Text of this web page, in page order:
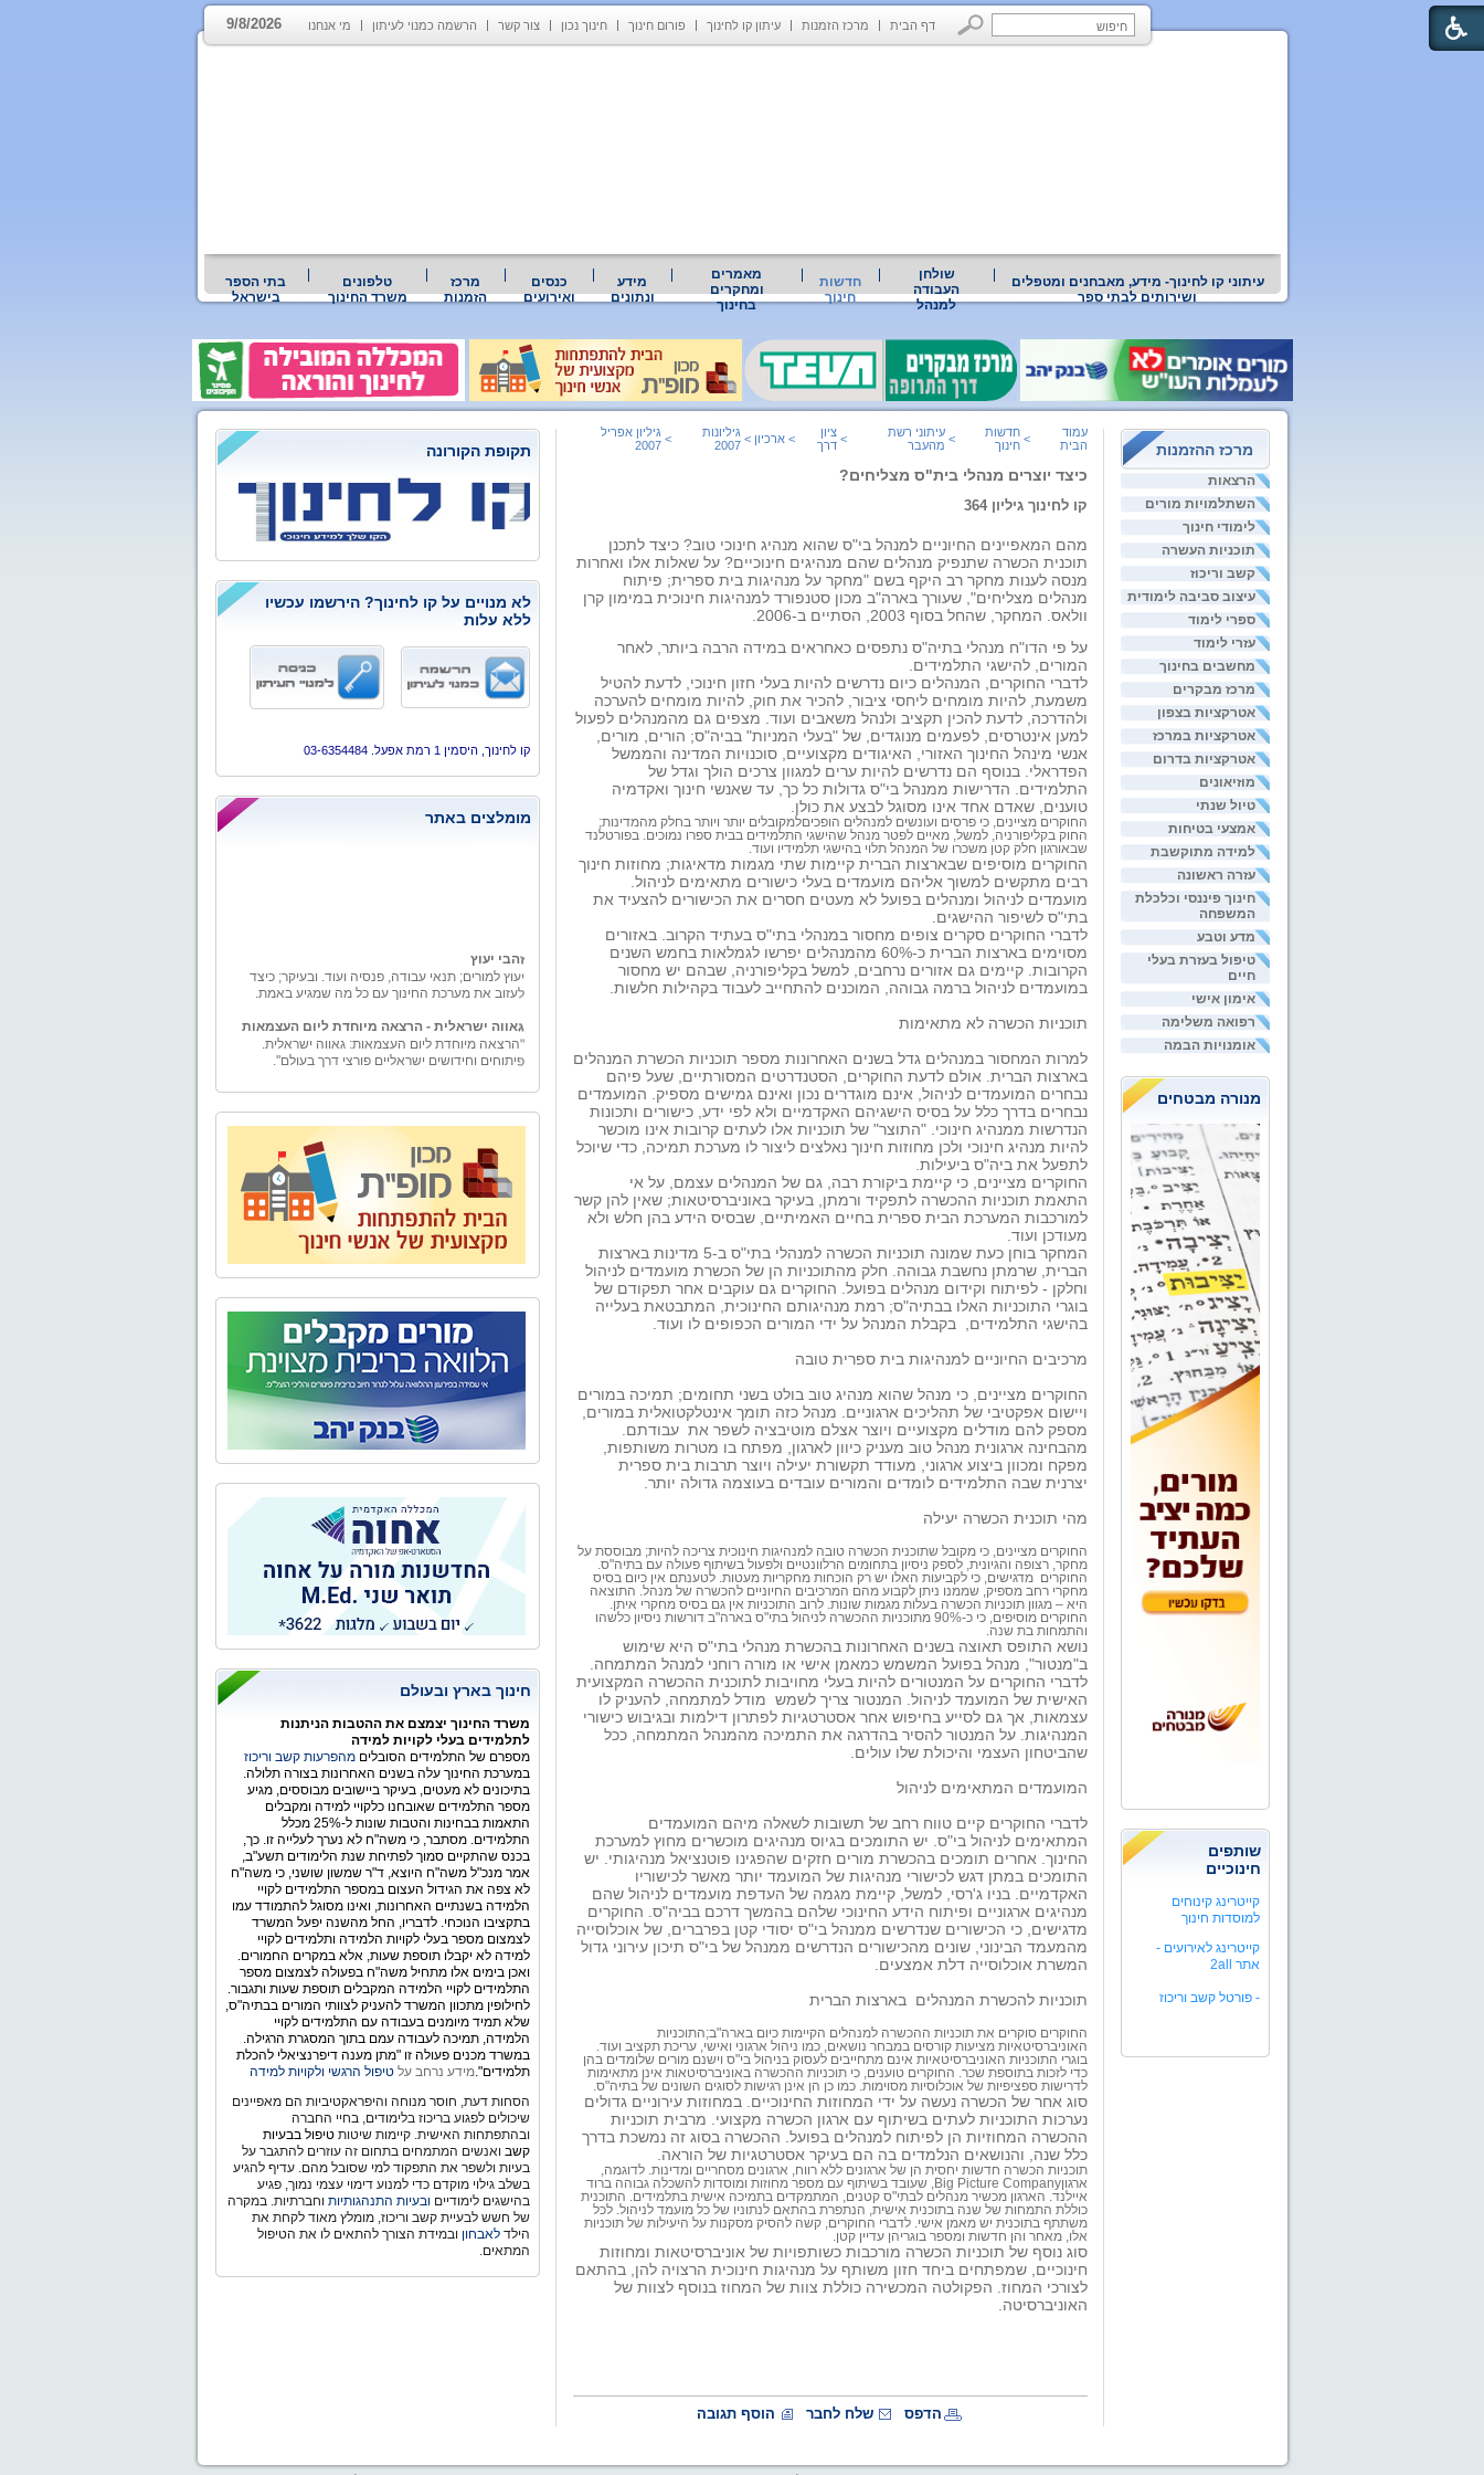
דף הבית מרכז הזמנות עיתון קו לחינוך פורום חינוך חינוך נכון צור קשר הרשמה כמנוי לעיתון מי אנחנו 9/8/2026
עיתוני קו לחינוך- מידע, מאבחנים ומטפלים
ושירותים לבתי ספר
שולחן
העבודה
למנהל
חדשות
חינוך
מאמרים
ומחקרים
בחינוך
מידע
ונתונים
כנסים
ואירועים
מרכז
הזמנות
טלפונים
משרד החינוך
בתי הספר
בישראל
מרכז ההזמנות
הרצאות
השתלמויות מורים
לימודי חינוך
תוכניות העשרה
קשב וריכוז
עיצוב סביבה לימודית
ספרי לימוד
עזרי לימוד
מחשבים בחינוך
מרכז מבקרים
אטרקציות בצפון
אטרקציות במרכז
אטרקציות בדרום
מוזיאונים
טיול שנתי
אמצעי בטיחות
למידה מתוקשבת
עזרה ראשונה
חינוך פיננסי וכלכלת
המשפחה
מדע וטבע
טיפול בעזרת בעלי
חיים
אימון אישי
רפואה משלימה
אומנויות הבמה
מנורה מבטחים
שותפים
חינוכיים
קייטרינג קינוחים
למוסדות חינוך
קייטרינג לאירועים -
אתר 2all
-פורטל קשב וריכוז
עמוד
הבית
> חדשות
חינוך
> עיתוני רשת
מהעבר
> ציון
דרך
> ארכיון > גיליונות
2007
> גיליון אפריל
2007
כיצד יוצרים מנהלי בית"ס מצליחים?
קו לחינוך גיליון 364
מהם המאפיינים החיוניים למנהל בי"ס שהוא מנהיג חינוכי טוב? כיצד לתכנן
תוכנית הכשרה שתנפיק מנהלים שהם מנהיגים חינוכיים? על שאלות אלו ואחרות
מנסה לענות מחקר רב היקף בשם "מחקר על מנהיגות בית ספרית; פיתוח
מנהלים מצליחים", שעורך בארה"ב מכון סטנפורד למנהיגות חינוכית במימון קרן
וולאס. המחקר, שהחל בסוף 2003, הסתיים ב-2006
.
על פי הדו"ח מנהלי בתיה"ס נתפסים כאחראים במידה הרבה ביותר, לאחר
המורים, להישגי התלמידים.
לדברי החוקרים, המנהלים כיום נדרשים להיות בעלי חזון חינוכי, לדעת להטיל
משמעת, להיות מומחים ליחסי ציבור, להכיר את חוק, להיות מומחים להערכה
ולהדרכה, לדעת להכין תקציב ולנהל משאבים ועוד. מצפים גם מהמנהלים לפעול
למען אינטרסים, לפעמים מנוגדים, של "בעלי המניות" בביה"ס; הורים, מורים,
אנשי מינהל החינוך האזורי, האיגודים מקצועיים, סוכנויות המדינה והממשל
הפדראלי. בנוסף הם נדרשים להיות ערים למגוון צרכים הולך וגדל של
התלמידים. הדרישות ממנהל בי"ס גדולות כל כך, עד שאנשי חינוך ואקדמיה
טוענים, שאדם אחד אינו מסוגל לבצע את כולן.
החוקרים מציינים, כי פרסים ועונשים למנהלים הופכיםלמקובלים יותר ויותר בחלק מהמדינות;
החוק בקליפורניה, למשל, מאיים לפטר מנהל שהישגי התלמידים בבית ספרו נמוכים. בפורטלנד
שבאורגון חלק קטן משכרו של המנהל תלוי בהישגי תלמידיו ועוד.
החוקרים מוסיפים שבארצות הברית קיימות שתי מגמות מדאיגות; מחוזות חינוך
רבים מתקשים למשוך אליהם מועמדים בעלי כישורים מתאימים לניהול.
מועמדים לניהול ומנהלים בפועל לא מעטים חסרים את הכישורים להצעיד את
בתי"ס לשיפור ההישגים.
לדברי החוקרים סקרים צופים מחסור במנהלי בתי"ס בעתיד הקרוב. באזורים
מסוימים בארצות הברית כ-60% מהמנהלים יפרשו לגמלאות בחמש השנים
הקרובות. קיימים גם אזורים נרחבים, למשל בקליפורניה, שבהם יש מחסור
במועמדים לניהול ברמה גבוהה, המוכנים להתחייב לעבוד בקהילות חלשות.
תוכניות הכשרה לא מתאימות
למרות המחסור במנהלים גדל בשנים האחרונות מספר תוכניות הכשרת המנהלים
בארצות הברית. אולם לדעת החוקרים, הסטנדרטים המסורתיים, שעל פיהם
נבחרים המועמדים לניהול, אינם מוגדרים נכון ואינם גמישים מספיק. המועמדים
נבחרים בדרך כלל על בסיס הישגיהם האקדמיים ולא לפי ידע, כישורים ותכונות
הנדרשות ממנהיג חינוכי. "התוצר" של תוכניות אלו לעתים קרובות אינו מוכשר
להיות מנהיג חינוכי ולכן מחוזות חינוך נאלצים ליצור לו מערכת תמיכה, כדי שיוכל
לתפעל את ביה"ס ביעילות.
החוקרים מציינים, כי קיימת ביקורת רבה, גם של המנהלים עצמם, על אי
התאמת תוכניות ההכשרה לתפקיד ורמתן, בעיקר באוניברסיטאות; שאין להן קשר
למורכבות המערכת הבית ספרית בחיים האמיתיים, שבסיס הידע בהן חלש ולא
מעודכן ועוד.
המחקר בוחן כעת שמונה תוכניות הכשרה למנהלי בתי"ס ב-5 מדינות בארצות
הברית, שרמתן נחשבת גבוהה. חלק מהתוכניות הן של הכשרת מועמדים לניהול
וחלקן - לפיתוח וקידום מנהלים בפועל. החוקרים גם עוקבים אחר תפקודם של
בוגרי התוכניות האלו בבתיה"ס; רמת מנהיגותם החינוכית, המתבטאת בעלייה
בהישגי התלמידים,
בקבלת המנהל על ידי המורים הכפופים לו ועוד.
מרכיבים החיוניים למנהיגות בית ספרית טובה
החוקרים מציינים, כי מנהל שהוא מנהיג טוב בולט בשני תחומים; תמיכה במורים
ויישום אפקטיבי של תהליכים ארגוניים. מנהל כזה תומך אינטלקטואלית במורים,
מספק להם מודלים מקצועיים ויוצר אצלם מוטיבציה לשפר את עבודתם.
מהבחינה ארגונית מנהל טוב מעניק כיוון לארגון, מפתח בו מטרות משותפות,
מפקח ומכוון ביצוע ארגוני, מעודד תקשורת יעילה ויוצר תרבות בית ספרית
יצרנית שבה התלמידים לומדים והמורים עובדים בעוצמה גדולה יותר.
מהי תוכנית הכשרה יעילה
החוקרים מציינים, כי מקובל שתוכנית הכשרה טובה למנהיגות חינוכית צריכה להיות; מבוססת על
מחקר, רצופה והגיונית, לספק ניסיון בתחומים הרלוונטיים ולפעול בשיתוף פעולה עם בתיה"ס.
החוקרים מדגישים, כי לקביעות האלו יש רק הוכחות מחקריות מעטות. לטענתם אין כיום בסיס
מחקרי רחב מספיק, שממנו ניתן לקבוע מהם המרכיבים החיוניים להכשרה של מנהל. התוצאה
היא – מגוון תוכניות הכשרה בעלות מגמות שונות. לרוב התוכניות אין גם בסיס מחקרי איתן.
החוקרים מוסיפים, כי כ-90% מתוכניות ההכשרה לניהול בתי"ס בארה"ב דורשות ניסיון כלשהו
והתמחות בת שנה.
נושא התופס תאוצה בשנים האחרונות בהכשרת מנהלי בתי"ס היא שימוש
ב"מנטור", מנהל בפועל המשמש כמאמן אישי או מורה רוחני למנהל המתמחה.
לדברי החוקרים על המנטורים להיות בעלי מחויבות לתוכנית ההכשרה המקצועית
האישית של המועמד לניהול. המנטור צריך לשמש מודל למתמחה, להעניק לו
עצמאות, אך גם לסייע בחיפוש אחר אסטרטגיות לפתרון דילמות ובגיבוש כישורי
המנהיגות. על המנטור להסיר בהדרגה את התמיכה מהמנהל המתמחה, ככל
שהביטחון העצמי והיכולת שלו עולים.
המועמדים המתאימים לניהול
לדברי החוקרים קיים טווח רחב של תשובות לשאלה מיהם המועמדים
המתאימים לניהול בי"ס. יש התומכים בגיוס מנהיגים מוכשרים מחוץ למערכת
החינוך. אחרים תומכים בהכשרת מורים חזקים שהפגינו פוטנציאל מנהיגותי. יש
התומכים במתן דגש לכישורי מנהיגות של המועמד יותר מאשר לכישוריו
האקדמיים. בניו ג'רסי, למשל, קיימת מגמה של העדפת מועמדים לניהול שהם
מנהיגים ארגוניים ופיתוח הידע החינוכי שלהם בהמשך דרכם בביה"ס. החוקרים
מדגישים, כי הכישורים שנדרשים ממנהל בי"ס יסודי קטן בפרברים, של אוכלוסייה
מהמעמד הבינוני, שונים מהכישורים הנדרשים ממנהל של בי"ס תיכון עירוני גדול
המשרת אוכלוסייה דלת אמצעים.
תוכניות להכשרת המנהלים
בארצות הברית
החוקרים סוקרים את תוכניות ההכשרה למנהלים הקיימות כיום בארה"ב;התוכניות
האוניברסיטאיות מציעות קורסים במבחר נושאים, כמו ניהול ארגוני ואישי, עריכת תקציב ועוד.
בוגרי התוכניות האוניברסיטאיות אינם מתחייבים לעסוק בניהול בי"ס וישנם מורים שלומדים בהן
כדי לזכות בתוספת שכר. החוקרים טוענים, כי תוכניות ההכשרה באוניברסיטאות אינן מתאימות
לדרישות ספציפיות של אוכלוסיות מסוימות. כמו כן הן אינן רגישות לסוגים השונים של בתיה"ס.
סוג אחר של הכשרה נעשה על ידי המחוזות החינוכיים. במחוזות עירוניים גדולים
נערכות התוכניות לעתים בשיתוף עם ארגון הכשרה מקצועי. מרבית תוכניות
ההכשרה המחוזיות הן לפיתוח למנהלים בפועל. ההכשרה בסוג זה נמשכת בדרך
כלל שנה, והנושאים הנלמדים בה הם בעיקר אסטרטגיות של הוראה.
תוכניות הכשרה חדשות יחסית הן של ארגונים ללא רווח, ארגונים מסחריים ומדינות. לדוגמה,
ארגוןBig Picture Company, שעובד בשיתוף עם מספר מחוזות ומוסדות להשכלה גבוהה ברוד
איילנד. הארגון מכשיר מנהלים לבתי"ס קטנים, המתמקדים בתמיכה אישית בתלמידים. התוכנית
כוללת התמחות של שנה בתוכנית אישית, הנתפרת בהתאם לנתוניו של כל מועמד לניהול. לכל
משתתף בתוכנית יש מאמן אישי. לדברי החוקרים, קשה להסיק מסקנות על היעילות של תוכניות
אלו, מאחר והן חדשות ומספר בוגריהן עדיין קטן.
סוג נוסף של תוכניות הכשרה מורכבות כשותפויות של אוניברסיטאות ומחוזות
חינוכיים, שמפתחים ביחד חזון משותף על מנהיגות חינוכית הרצויה להן, בהתאם
לצורכי המחוז. הפקולטה המכשירה כוללת צוות של המחוז בנוסף לצוות של
האוניברסיטה.
הדפס שלח לחבר הוסף תגובה
תקופת הקורונה
לא מנויים על קו לחינוך? הירשמו עכשיו
ללא עלות
קו לחינוך, היסמין 1 רמת אפעל. 03-6354484
מומלצים באתר
יעוץ למורים; תנאי עבודה, פנסיה ועוד. ובעיקר; כיצד
לעזוב את מערכת החינוך עם כל מה שמגיע באמת.
"הרצאה מיוחדת ליום העצמאות: גאווה ישראלית.
פיתוחים וחידושים ישראליים פורצי דרך בעולם".
בכלכלה עם התמחות במימון ומורשה בשיווק פנסיוני.
"גמולים - יעוץ למורה" מספקת למגזר עובדי מערכת
החינוך בפרט ולמגזרי המשק השונים בכלל, בדיקה
אובייקטיבית ומגוון פתרונות פיננסיים להם ולבני ביתם.
מאחורינו אלפי שעות ייעוץ פיננסי ופנסיוני לכל מגזרי
המשק השונים.
אל הטבע - טיולים, אירועים, ימי גיבוש וסדנאות
לארגונים,סדנאות O.D.T
"אל הטבע" מתמחה בהפקת פעילויות שונות בטבע -
טיולים, אירועים, ימי גיבוש וסדנאות לארגונים, בתי
ספר וקבוצות. אנו מקפידים על איכות בשירות ובביצוע
כדי להעניק ללקוחותינו חוויה שתיזכר לאורך זמן.
הצוות של "אל הטבע" בשילוב התפאורה של טבע
ארצנו מבטיח יציאה מהשגרה וחוויה שתיזכר לזמן רב.
בית ביאליק
לאחרונה, נפתח מחדש מוזיאון בית ביאליק, ביתו של
המשורר הלאומי חיים נחמן ביאליק. לאחר עבודת
שיקום ושיחזור יוצאת דופן החושפת ומאירה את רוח
האיש והתקופה, מזמין אתכם בית ביאליק להתוודע
לאחד מבתיה האותנטיים, המרגשים והמלהיבים של
העיר העברית הראשונה, ולעולמו הפרטי והציבורי של
המשורר הלאומי
חינוך בארץ ובעולם
משרד החינוך יצמצם את ההטבות הניתנות
לתלמידים בעלי לקויות למידה
מספרם של התלמידים הסובלים מהפרעות קשב וריכוז
במערכת החינוך עלה בשנים האחרונות בצורה תלולה.
בתיכונים לא מעטים, בעיקר ביישובים מבוססים, מגיע
מספר התלמידים שאובחנו כלקויי למידה ומקבלים
התאמות בבחינות והטבות שונות ל-25% מכלל
התלמידים. מסתבר, כי משה"ח לא נערך לעלייה זו. כך,
בכנס שהתקיים סמוך לפתיחת שנת הלימודים תשע"ב,
אמר מנכ"ל משה"ח היוצא, ד"ר שמשון שושני, כי משה"ח
לא צפה את הגידול העצום במספר התלמידים לקויי
הלמידה בשנתיים האחרונות, ואינו מסוגל להתמודד עמו
בתקציבו הנוכחי. לדבריו, החל מהשנה יפעל המשרד
לצמצום מספר בעלי לקויות הלמידה ותלמידים לקויי
למידה לא יקבלו תוספת שעות, אלא במקרים החמורים.
ואכן בימים אלו מתחיל משה"ח בפעולה לצמצום מספר
התלמידים לקויי הלמידה המקבלים תוספת שעות ותגבור.
לחילופין מתכוון המשרד להעניק לצוותי המורים בבתיה"ס,
שלא תמיד מיומנים בעבודה עם התלמידים לקויי
הלמידה, תמיכה לעבודה עמם בתוך המסגרת הרגילה.
במשרד מכנים פעולה זו "מתן מענה דיפרנציאלי להכלת
תלמידים".מידע נרחב עלטיפול הרגשי ולקויות למידה
הסחות דעת, חוסר מנוחה והיפראקטיביות הם מאפיינים
שיכולים לפגוע בריכוז בלימודים, בחיי החברה
ובהתפתחות האישית. קיימות שיטותטיפול בבעיות
קשב ואנשים המתמחים בתחום זה עוזרים להתגבר על
בעיות ולשפר את התפקוד למי שסובל מהם. עדיף להגיע
בשלב גילוי מוקדם כדי למנוע דימוי עצמי נמוך, פגיע
בהישגים לימודייםובעיות התנהגותיות וחברתיות. במקרה
של חשש לבעיית קשב וריכוז, מומלץ מאוד לקחת את
הילדלאבחון ובמידת הצורך להתאים לו את הטיפול
המתאים.